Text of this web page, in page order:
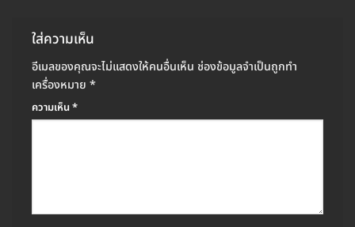
ใส่ความเห็น
อีเมลของคุณจะไม่แสดงให้คนอื่นเห็น ช่องข้อมูลจำเป็นถูกทำ
เครื่องหมาย *
ความเห็น*